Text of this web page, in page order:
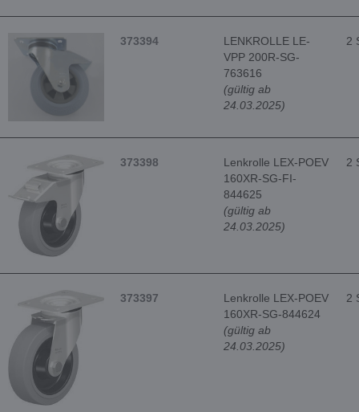
373394
LENKROLLE LE-
VPP 200R-SG-
763616
(gültig ab
24.03.2025)
2
373398
Lenkrolle LEX-POEV
160XR-SG-FI-
844625
(gültig ab
24.03.2025)
2
373397
Lenkrolle LEX-POEV
160XR-SG-844624
(gültig ab
24.03.2025)
2